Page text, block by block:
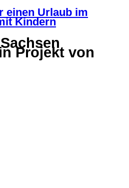
einen Urlaub im
Kindern
Projekt von